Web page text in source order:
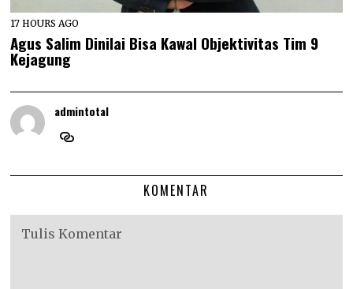
17 HOURS AGO
Agus Salim Dinilai Bisa Kawal Objektivitas Tim 9
Kejagung
admintotal
KOMENTAR